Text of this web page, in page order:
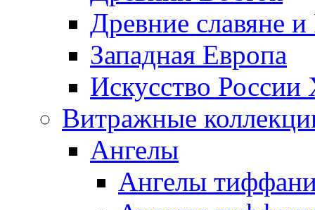
Древние славяне и
Западная Европа
Искусство
Витражные
Ангелы
Ангелы